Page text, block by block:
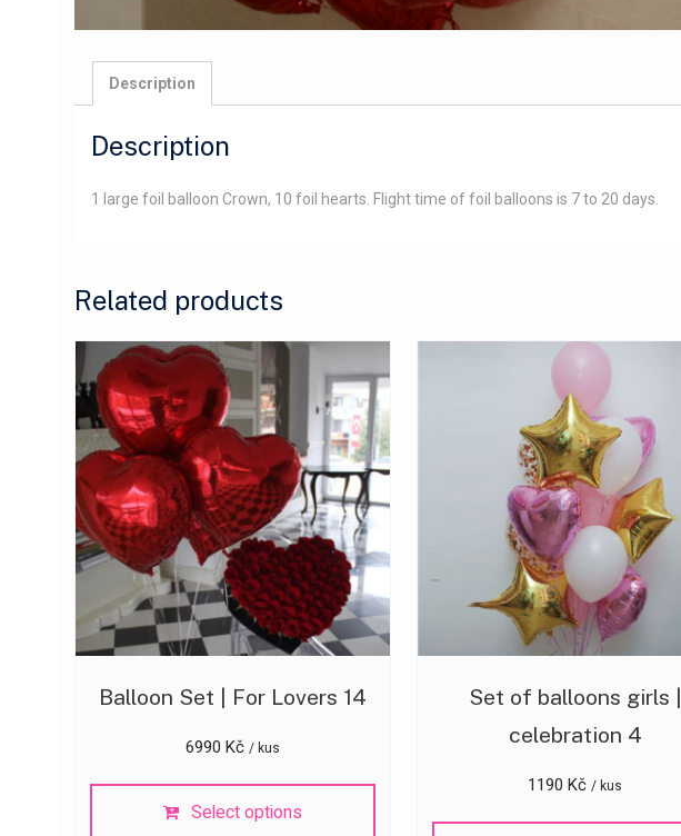
Description
Description
1 large foil balloon Crown, 10 foil hearts. Flight time of foil balloons is 7 to 20 days.
Related products
Balloon Set | For Lovers 14
6990Kč / kus
Select options
Set of balloons girls |
celebration 4
1190Kč / kus